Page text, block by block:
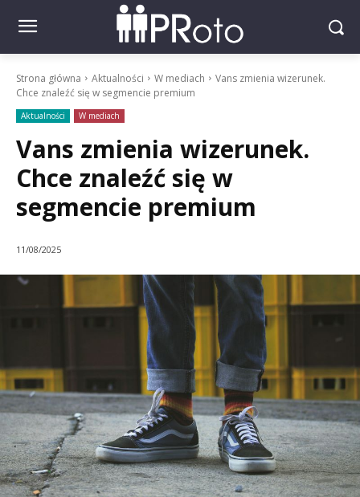
Strona główna Aktualności W mediach
Vans zmienia wizerunek.
Chce znaleźć się w segmencie premium
Aktualności W mediach
Vans zmienia wizerunek.
Chce znaleźć się w
segmencie premium
11/08/2025